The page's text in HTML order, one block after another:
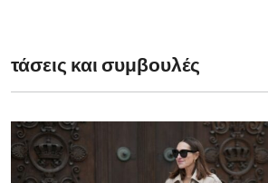
τάσεις και συμβουλές